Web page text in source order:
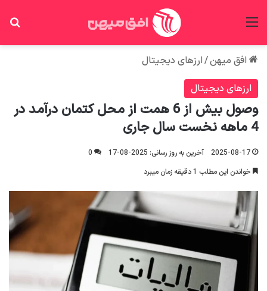
افق میهن/ارزهای دیجیتال
ارزهای دیجیتال
وصول بیش از 6 همت از محل کتمان درآمد در
4 ماهه نخست سال جاری
2025-08-17 آخرین به روز رسانی: 2025-08-17
0
خواندن این مطلب 1 دقیقه زمان میبرد